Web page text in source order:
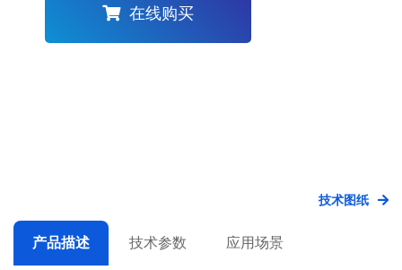
在线购买
产品描述 技术参数 应用场景
技术图纸